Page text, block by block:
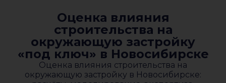
Оценка влияния
строительства на
окружающую застройку
«под ключ» в Новосибирске
Оценка влияния строительства на
окружающую застройку в Новосибирске: